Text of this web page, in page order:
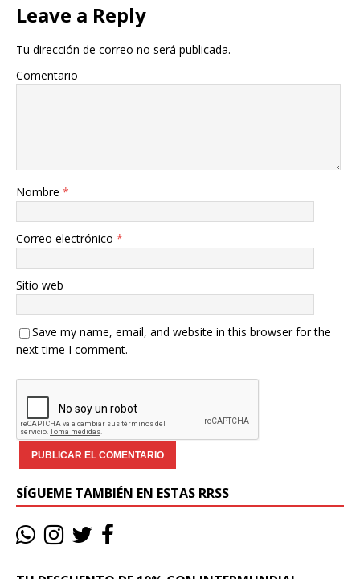
Leave a Reply
Tu dirección de correo no será publicada.
Comentario
Nombre *
Correo electrónico *
Sitio web
Save my name, email, and website in this browser for the
next time I comment.
SÍGUEME TAMBIÉN EN ESTAS RRSS